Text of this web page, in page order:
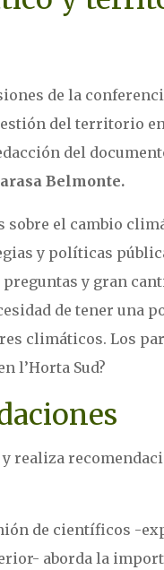
de la
del territorio
del
Belmonte.
sobre el cambio
y políticas
y gran
de tener una
climáticos. Los
l’Horta Sud?
realiza
de científicos -
aborda la